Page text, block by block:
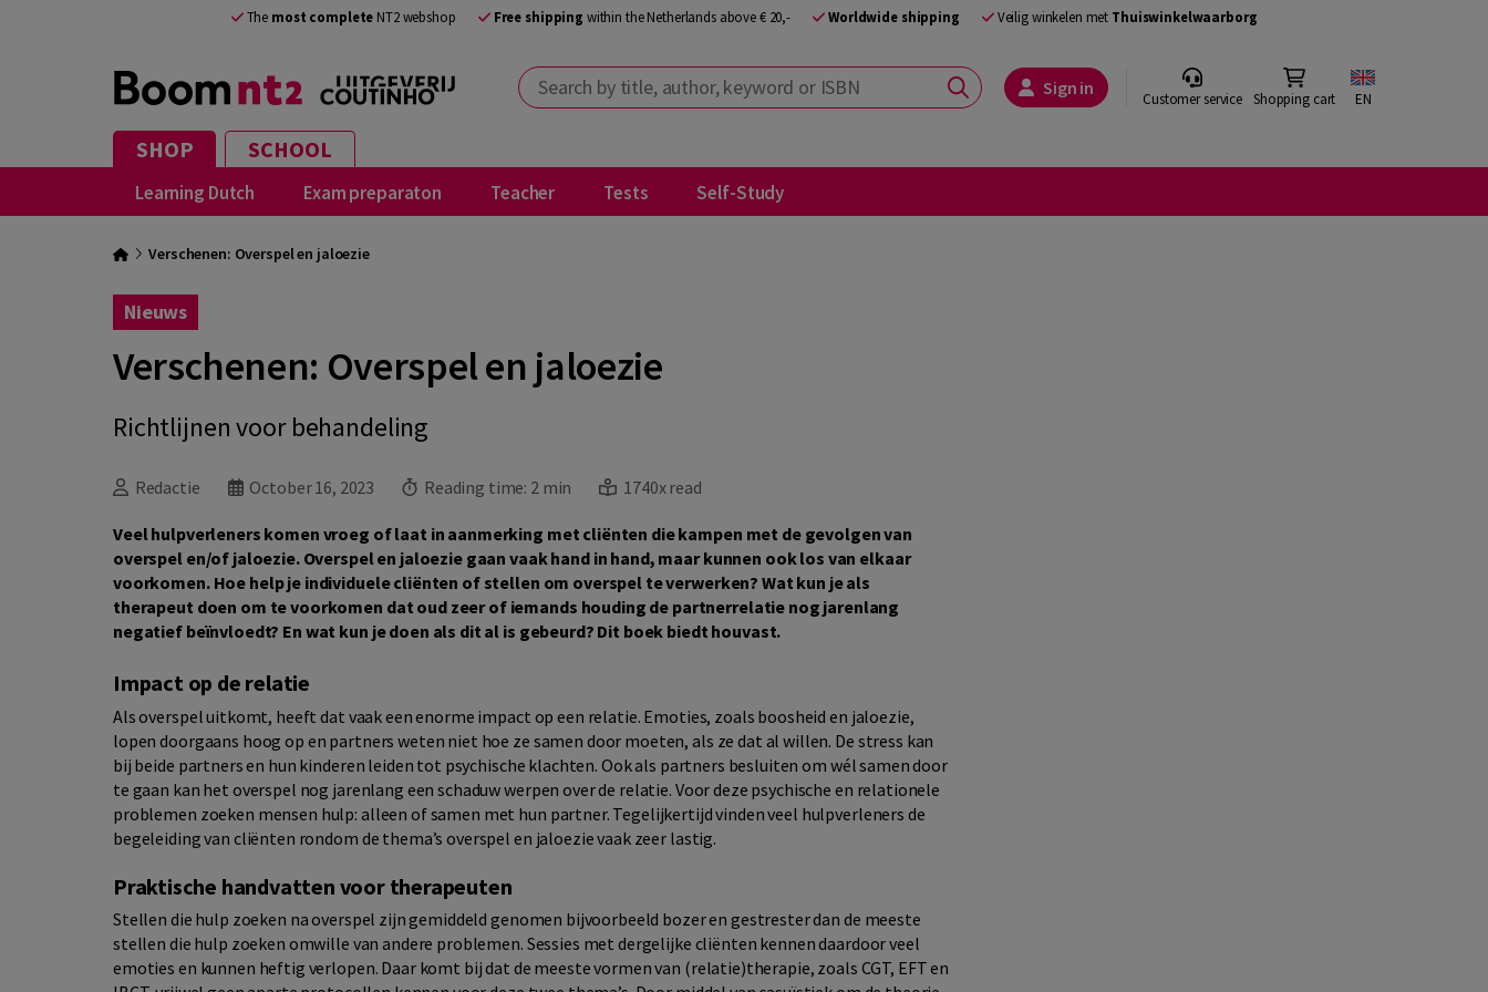
The most complete NT2 webshop Free shipping within the Netherlands above € 20,- Worldwide shipping Veilig winkelen met Thuiswinkelwaarborg
Search by title, author, keyword or ISBN Sign in Customer service Shopping cart EN
SHOP SCHOOL
Learning Dutch Exam preparaton Teacher Tests Self-Study
Verschenen: Overspel en jaloezie
Nieuws
Verschenen: Overspel en jaloezie
Richtlijnen voor behandeling
Redactie October 16, 2023 Reading time: 2 min 1740x read
Veel hulpverleners komen vroeg of laat in aanmerking met cliënten die kampen met de gevolgen van
overspel en/of jaloezie. Overspel en jaloezie gaan vaak hand in hand, maar kunnen ook los van elkaar
voorkomen. Hoe help je individuele cliënten of stellen om overspel te verwerken? Wat kun je als
therapeut doen om te voorkomen dat oud zeer of iemands houding de partnerrelatie nog jarenlang
negatief beïnvloedt? En wat kun je doen als dit al is gebeurd? Dit boek biedt houvast.
Impact op de relatie
Als overspel uitkomt, heeft dat vaak een enorme impact op een relatie. Emoties, zoals boosheid en jaloezie,
lopen doorgaans hoog op en partners weten niet hoe ze samen door moeten, als ze dat al willen. De stress kan
bij beide partners en hun kinderen leiden tot psychische klachten. Ook als partners besluiten om wél samen door
te gaan kan het overspel nog jarenlang een schaduw werpen over de relatie. Voor deze psychische en relationele
problemen zoeken mensen hulp: alleen of samen met hun partner. Tegelijkertijd vinden veel hulpverleners de
begeleiding van cliënten rondom de thema’s overspel en jaloezie vaak zeer lastig.
Praktische handvatten voor therapeuten
Stellen die hulp zoeken na overspel zijn gemiddeld genomen bijvoorbeeld bozer en gestrester dan de meeste
stellen die hulp zoeken omwille van andere problemen. Sessies met dergelijke cliënten kennen daardoor veel
emoties en kunnen heftig verlopen. Daar komt bij dat de meeste vormen van (relatie)therapie, zoals CGT, EFT en